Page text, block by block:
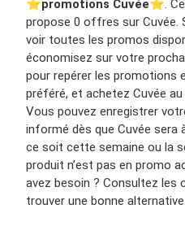
⭐️promotions Cuvée⭐️.
propose 0 offres sur Cuvée.
voir toutes les promos
économisez sur votre
pour repérer les promotions
préféré, et achetez Cuvée
Vous pouvez enregistrer
informé dès que Cuvée sera
ce soit cette semaine ou la
produit n’est pas en promo
avez besoin ? Consultez les
trouver une bonne alternative.